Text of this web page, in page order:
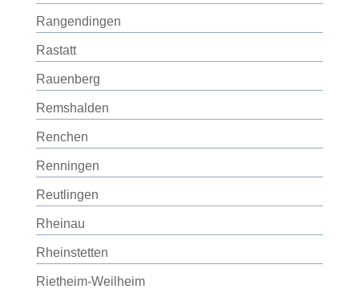
Rangendingen
Rastatt
Rauenberg
Remshalden
Renchen
Renningen
Reutlingen
Rheinau
Rheinstetten
Rietheim-Weilheim